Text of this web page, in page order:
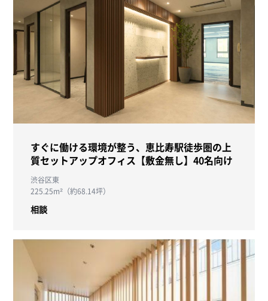
すぐに働ける環境が整う、恵比寿駅徒歩圏の上
質セットアップオフィス【敷金無し】40名向け
渋谷区東
225.25m²（約68.14坪）
相談